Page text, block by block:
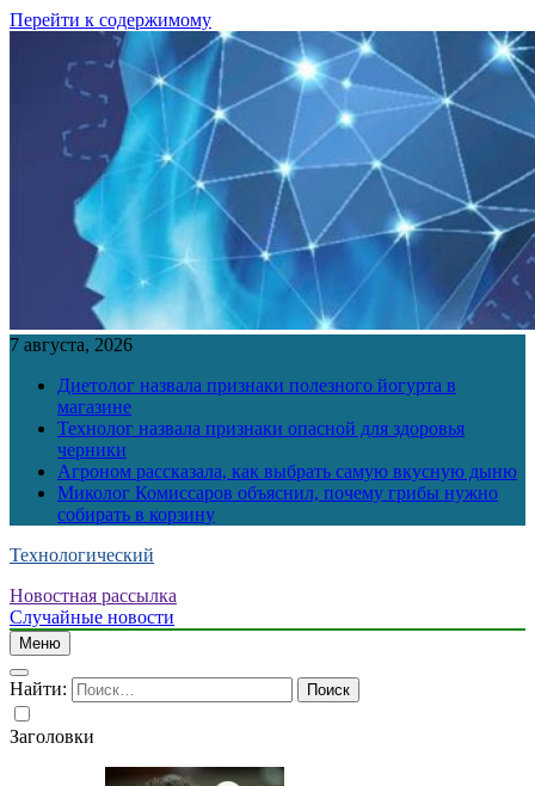
Перейти к содержимому
7 августа, 2026
Диетолог назвала признаки полезного йогурта в
магазине
Технолог назвала признаки опасной для здоровья
черники
Агроном рассказала, как выбрать самую вкусную дыню
Миколог Комиссаров объяснил, почему грибы нужно
собирать в корзину
Технологический
Новостная рассылка
Случайные новости
Меню
Найти:
Заголовки